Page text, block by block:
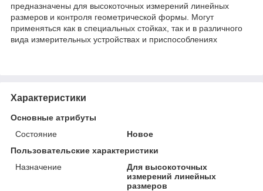
предназначены для высокоточных измерений линейных
размеров и контроля геометрической формы. Могут
применяться как в специальных стойках, так и в различного
вида измерительных устройствах и приспособлениях
Характеристики
Основные атрибуты
Состояние
Новое
Пользовательские характеристики
Назначение
Для высокоточных
измерений линейных
размеров